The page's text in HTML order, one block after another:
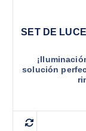
SET DE
solución